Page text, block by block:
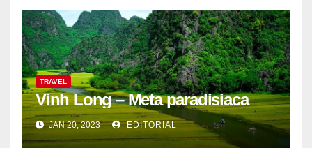
TRAVEL
Vinh Long – Meta paradisiaca
JAN 20, 2023 EDITORIAL